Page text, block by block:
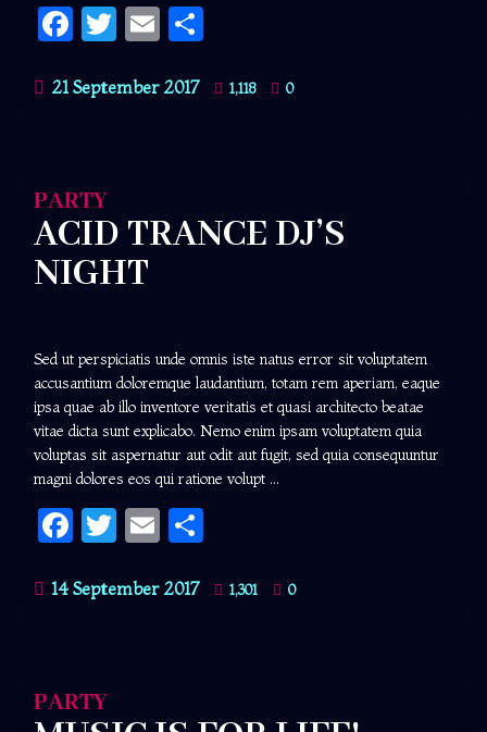
Facebook
Twitter
Email
21 September 2017 1,118 0
PARTY
ACID TRANCE DJ’S
NIGHT
Sed ut perspiciatis unde omnis iste natus error sit voluptatem
accusantium doloremque laudantium, totam rem aperiam, eaque
ipsa quae ab illo inventore veritatis et quasi architecto beatae
vitae dicta sunt explicabo. Nemo enim ipsam voluptatem quia
voluptas sit aspernatur aut odit aut fugit, sed quia consequuntur
magni dolores eos qui ratione volupt ...
Facebook
Twitter
Email
14 September 2017 1,301 0
PARTY